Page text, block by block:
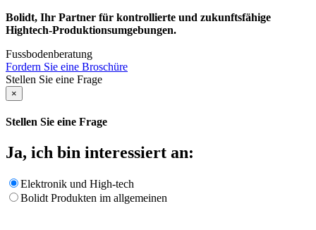
Bolidt, Ihr Partner für kontrollierte und zukunftsfähige
Hightech-Produktionsumgebungen.
Fussbodenberatung
Fordern Sie eine Broschüre
Stellen Sie eine Frage
×
Stellen Sie eine Frage
Ja, ich bin interessiert an:
Elektronik und High-tech
Bolidt Produkten im allgemeinen